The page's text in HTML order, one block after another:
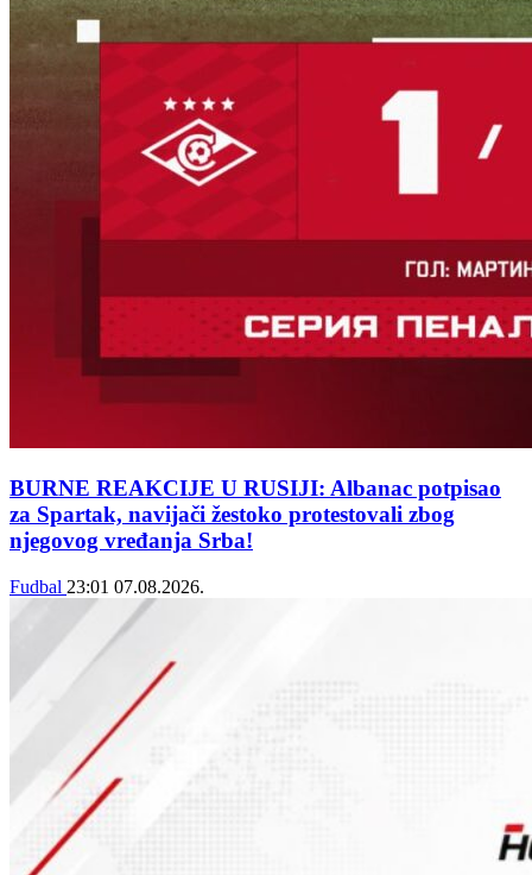
BURNE REAKCIJE U RUSIJI: Albanac potpisao
za Spartak, navijači žestoko protestovali zbog
njegovog vređanja Srba!
Fudbal 23:01 07.08.2026.